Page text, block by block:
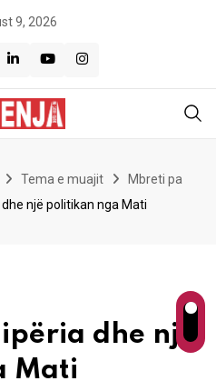
9, 2026
Tema e muajit
Mbreti pa
një politikan nga Mati
dhe një
Mati